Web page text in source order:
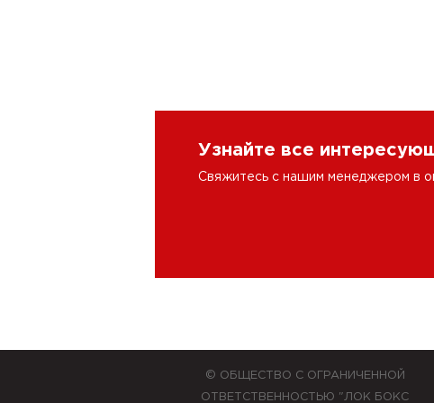
Узнайте все
Свяжитесь с нашим менеджером в
© ОБЩЕСТВО С ОГРАНИЧЕННОЙ
ОТВЕТСТВЕННОСТЬЮ "ЛОК БОКС